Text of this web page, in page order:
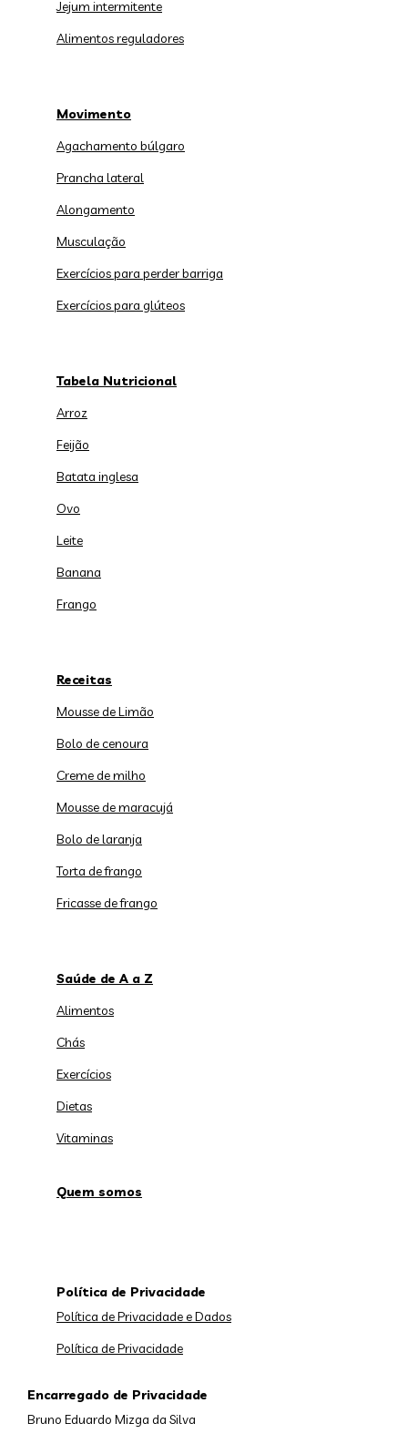
Jejum intermitente
Alimentos reguladores
Movimento
Agachamento búlgaro
Prancha lateral
Alongamento
Musculação
Exercícios para perder barriga
Exercícios para glúteos
Tabela Nutricional
Arroz
Feijão
Batata inglesa
Ovo
Leite
Banana
Frango
Receitas
Mousse de Limão
Bolo de cenoura
Creme de milho
Mousse de maracujá
Bolo de laranja
Torta de frango
Fricasse de frango
Saúde de A a Z
Alimentos
Chás
Exercícios
Dietas
Vitaminas
Quem somos
Política de Privacidade
Política de Privacidade e Dados
Política de Privacidade
Encarregado de Privacidade
Bruno Eduardo Mizga da Silva